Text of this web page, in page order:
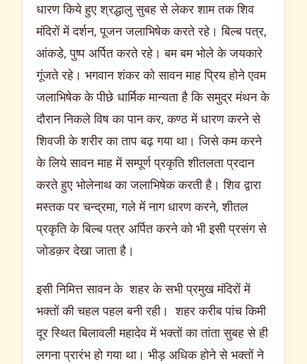
धारण किये हुए श्रद्धालु सुबह से लेकर शाम तक शिव
मंदिरों में दर्शन, पूजन जलाभिषेक करते रहे। बिल्ब पत्र,
आंकडे, पुष्प अर्पित करते रहे। बम बम भोले के जयकारे
गूंजते रहे। भगवान शंकर को सावन माह प्रिय होने एवम
जलाभिषेक के पीछे धार्मिक मान्यता है कि समुद्र मंथन के
दौरान निकले विष का पान कर, कण्ठ में धारण करने से
शिवजी के शरीर का ताप बढ़ गया था। जिसे कम करने
के लिये सावन माह में सम्पूर्ण प्रकृति शीतलता प्रदान
करते हुए भोलेनाथ का जलाभिषेक करती है। शिव द्वारा
मस्तक पर चन्द्रमा, गले में नाग धारण करने, शीतल
प्रकृति के बिल्ब पत्र अर्पित करने को भी इसी प्रसंग से
जोडक़र देखा जाता है।
इसी निमित्त सावन के शहर के सभी प्रमुख मंदिरों में
भक्तों की चहल पहल बनी रही। शहर करीब पांच किमी
दूर स्थित बिलावली महादेव में भक्तों का तांता सुबह से ही
लगना प्रारंभ हो गया था। भीड़ अधिक होने से भक्तों ने